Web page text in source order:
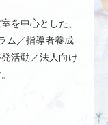
を中心とした、
ム／指導者養成
活動／法人向け